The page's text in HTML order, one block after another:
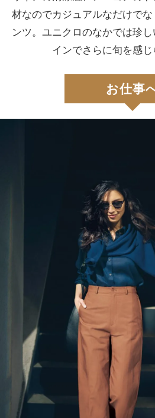
材なのでカジュアルなだけで
ンツ。 ユニクロのなかでは珍
インでさらに旬を感じ
お仕事